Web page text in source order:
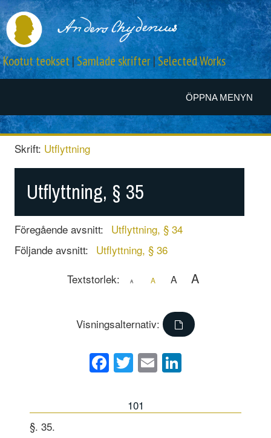
ÖPPNA MENYN
Kootut teokset|Samlade skrifter|Selected Works
Skrift: Utflyttning
Utflyttning, § 35
Föregående avsnitt: Utflyttning, § 34
Följande avsnitt: Utflyttning, § 36
Textstorlek:
A A A A
Visningsalternativ:
Facebook
Twitter
Email
101
§. 35.